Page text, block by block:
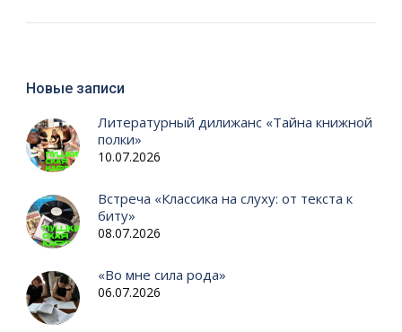
Новые записи
Литературный дилижанс «Тайна книжной
полки»
10.07.2026
Встреча «Классика на слуху: от текста к
биту»
08.07.2026
«Во мне сила рода»
06.07.2026